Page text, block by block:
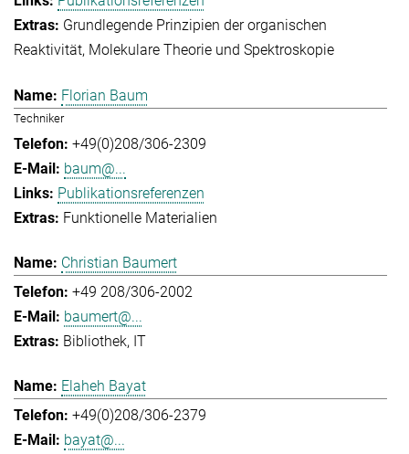
Grundlegende Prinzipien der organischen
Reaktivität Molekulare Theorie und Spektroskopie
Florian Baum
Techniker
+49(0)208/306-2309
baum@...
Publikationsreferenzen
Funktionelle Materialien
Christian Baumert
+49 208/306-2002
baumert@...
Bibliothek IT
Elaheh Bayat
+49(0)208/306-2379
bayat@...